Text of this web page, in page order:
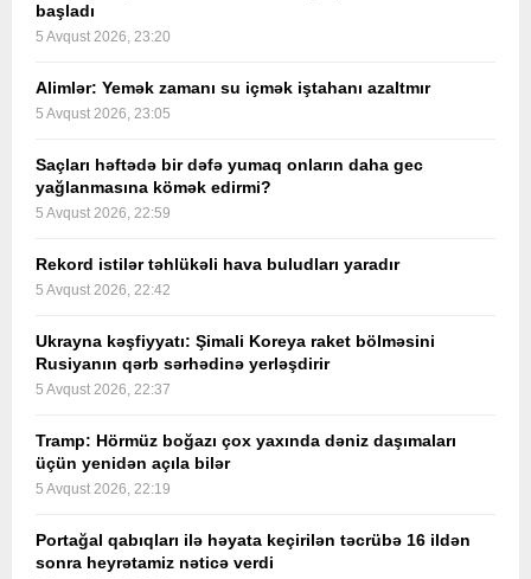
başladı
5 Avqust 2026, 23:20
Alimlər: Yemək zamanı su içmək iştahanı azaltmır
5 Avqust 2026, 23:05
Saçları həftədə bir dəfə yumaq onların daha gec
yağlanmasına kömək edirmi?
5 Avqust 2026, 22:59
Rekord istilər təhlükəli hava buludları yaradır
5 Avqust 2026, 22:42
Ukrayna kəşfiyyatı: Şimali Koreya raket bölməsini
Rusiyanın qərb sərhədinə yerləşdirir
5 Avqust 2026, 22:37
Tramp: Hörmüz boğazı çox yaxında dəniz daşımaları
üçün yenidən açıla bilər
5 Avqust 2026, 22:19
Portağal qabıqları ilə həyata keçirilən təcrübə 16 ildən
sonra heyrətamiz nəticə verdi